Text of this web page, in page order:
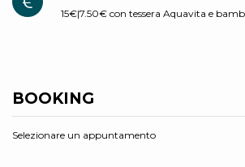
15€|7.50€ con tessera Aquavita e
BOOKING
Selezionare un appuntamento